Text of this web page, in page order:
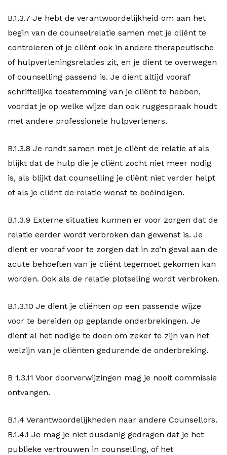
B.1.3.7 Je hebt de verantwoordelijkheid om aan het
begin van de counselrelatie samen met je cliënt te
controleren of je cliënt ook in andere therapeutische
of hulpverleningsrelaties zit, en je dient te overwegen
of counselling passend is. Je dient altijd vooraf
schriftelijke toestemming van je cliënt te hebben,
voordat je op welke wijze dan ook ruggespraak houdt
met andere professionele hulpverleners.
B.1.3.8 Je rondt samen met je cliënt de relatie af als
blijkt dat de hulp die je cliënt zocht niet meer nodig
is, als blijkt dat counselling je cliënt niet verder helpt
of als je cliënt de relatie wenst te beëindigen.
B.1.3.9 Externe situaties kunnen er voor zorgen dat de
relatie eerder wordt verbroken dan gewenst is. Je
dient er vooraf voor te zorgen dat in zo’n geval aan de
acute behoeften van je cliënt tegemoet gekomen kan
worden. Ook als de relatie plotseling wordt verbroken.
B.1.3.10 Je dient je cliënten op een passende wijze
voor te bereiden op geplande onderbrekingen. Je
dient al het nodige te doen om zeker te zijn van het
welzijn van je cliënten gedurende de onderbreking.
B 1.3.11 Voor doorverwijzingen mag je nooit commissie
ontvangen.
B.1.4 Verantwoordelijkheden naar andere Counsellors.
B.1.4.1 Je mag je niet dusdanig gedragen dat je het
publieke vertrouwen in counselling, of het